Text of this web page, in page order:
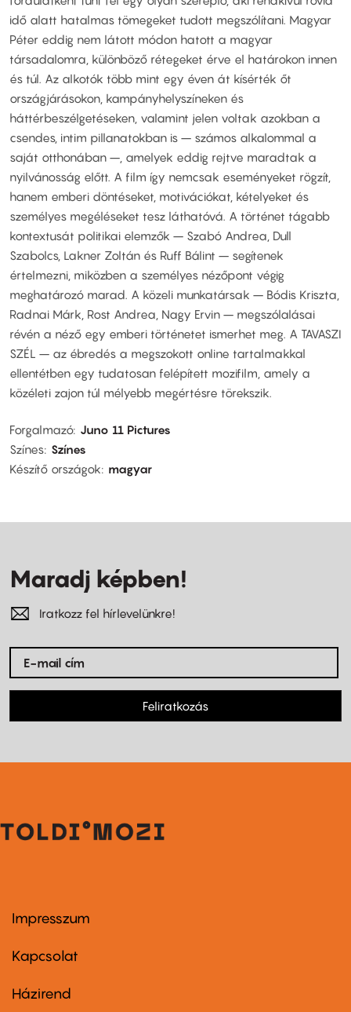
idő alatt hatalmas tömegeket tudott megszólítani. Magyar
Péter eddig nem látott módon hatott a magyar
társadalomra, különböző rétegeket érve el határokon innen
és túl. Az alkotók több mint egy éven át kísérték őt
országjárásokon, kampányhelyszíneken és
háttérbeszélgetéseken, valamint jelen voltak azokban a
csendes, intim pillanatokban is – számos alkalommal a
saját otthonában –, amelyek eddig rejtve maradtak a
nyilvánosság előtt. A film így nemcsak eseményeket rögzít,
hanem emberi döntéseket, motivációkat, kételyeket és
személyes megéléseket tesz láthatóvá. A történet tágabb
kontextusát politikai elemzők – Szabó Andrea, Dull
Szabolcs, Lakner Zoltán és Ruff Bálint – segítenek
értelmezni, miközben a személyes nézőpont végig
meghatározó marad. A közeli munkatársak – Bódis Kriszta,
Radnai Márk, Rost Andrea, Nagy Ervin – megszólalásai
révén a néző egy emberi történetet ismerhet meg. A TAVASZI
SZÉL – az ébredés a megszokott online tartalmakkal
ellentétben egy tudatosan felépített mozifilm, amely a
közéleti zajon túl mélyebb megértésre törekszik.
Forgalmazó Juno 11 Pictures
Színes Színes
Készítő országok
magyar
Maradj képben!
Iratkozz fel hírlevelünkre!
Feliratkozás
Footer
first
Impresszum
Kapcsolat
Footer
Házirend